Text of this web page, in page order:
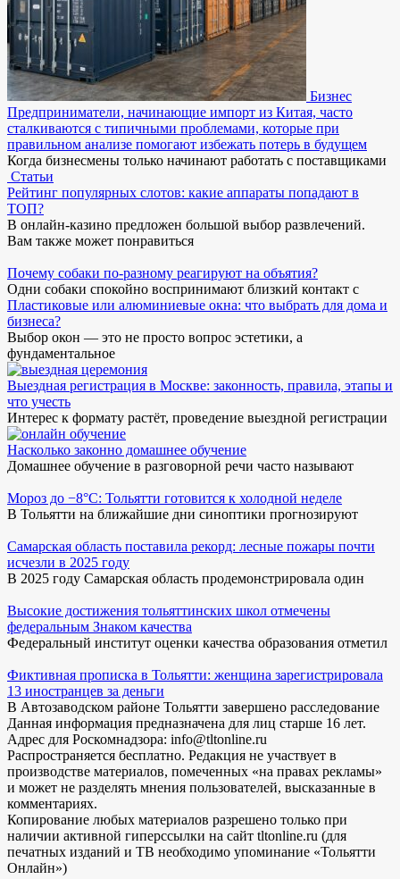
Бизнес
Предприниматели, начинающие импорт из Китая, часто
сталкиваются с типичными проблемами, которые при
правильном анализе помогают избежать потерь в будущем
Когда бизнесмены только начинают работать с поставщиками
Статьи
Рейтинг популярных слотов: какие аппараты попадают в
ТОП?
В онлайн-казино предложен большой выбор развлечений.
Вам также может понравиться
Почему собаки по-разному реагируют на объятия?
Одни собаки спокойно воспринимают близкий контакт с
Пластиковые или алюминиевые окна: что выбрать для дома и
бизнеса?
Выбор окон — это не просто вопрос эстетики, а
фундаментальное
Выездная регистрация в Москве: законность, правила, этапы и
что учесть
Интерес к формату растёт, проведение выездной регистрации
Насколько законно домашнее обучение
Домашнее обучение в разговорной речи часто называют
Мороз до −8°C: Тольятти готовится к холодной неделе
В Тольятти на ближайшие дни синоптики прогнозируют
Самарская область поставила рекорд: лесные пожары почти
исчезли в 2025 году
В 2025 году Самарская область продемонстрировала один
Высокие достижения тольяттинских школ отмечены
федеральным Знаком качества
Федеральный институт оценки качества образования отметил
Фиктивная прописка в Тольятти: женщина зарегистрировала
13 иностранцев за деньги
В Автозаводском районе Тольятти завершено расследование
Данная информация предназначена для лиц старше 16 лет.
Адрес для Роскомнадзора: info@tltonline.ru
Распространяется бесплатно. Редакция не участвует в
производстве материалов, помеченных «на правах рекламы»
и может не разделять мнения пользователей, высказанные в
комментариях.
Копирование любых материалов разрешено только при
наличии активной гиперссылки на сайт tltonline.ru (для
печатных изданий и ТВ необходимо упоминание «Тольятти
Онлайн»)